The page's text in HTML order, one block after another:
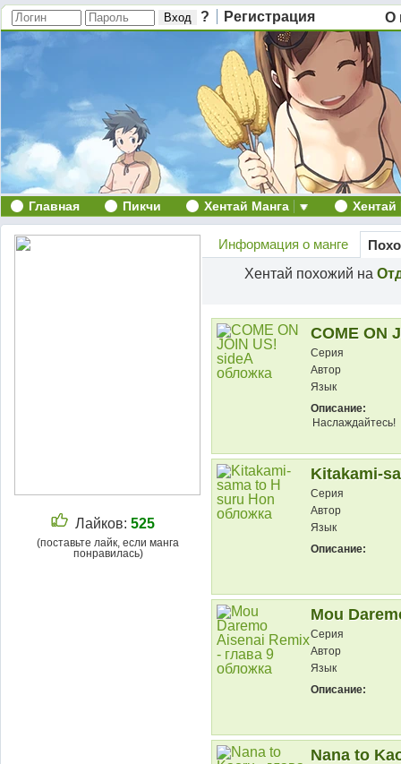
? Регистрация О
Главная Пикчи Хентай Манга
Лайков: 525
(поставьте лайк, если манга
понравилась)
Информация о манге
Хентай похожий на
COME ON
Серия
Автор
Язык
Описание:
Наслаждайтесь!
Kitakami-
Серия
Автор
Язык
Описание:
Mou
Серия
Автор
Язык
Описание:
Nana to